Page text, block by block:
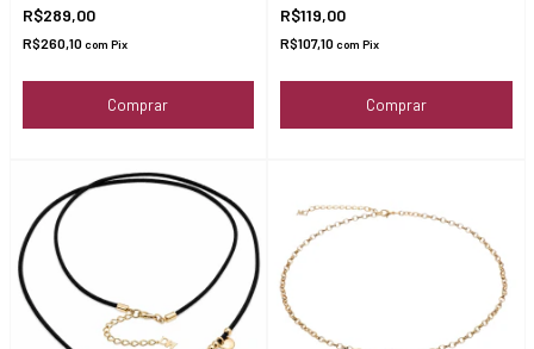
R$289,00
R$260,10com Pix
Comprar
R$119,00
R$107,10com Pix
Comprar